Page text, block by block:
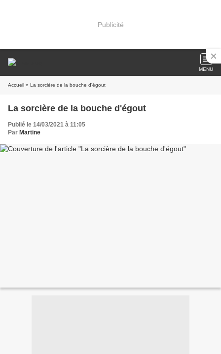
Publicité
MENU
Accueil » La sorcière de la bouche d'égout
La sorcière de la bouche d'égout
Publié le 14/03/2021 à 11:05
Par Martine